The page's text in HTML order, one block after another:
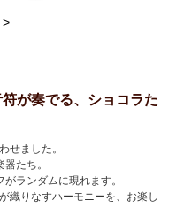
>
が奏でる、ショコラた
せました。
たち。
ランダムに現れます。
織りなすハーモニーを、お楽し